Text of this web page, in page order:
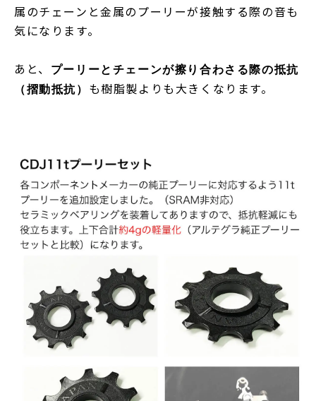
属のチェーンと金属のプーリーが接触する際の音も
気になります。
あと、
プーリーとチェーンが擦り合わさる際の抵抗
（摺動抵抗） も樹脂製よりも大きくなります。